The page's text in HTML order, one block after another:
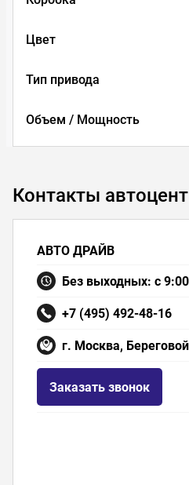
Цвет
Тип привода
Объем / Мощность
Контакты
АВТО ДРАЙВ
Без выходных: с
+7 (495) 492-48-16
г. Москва,
Заказать звонок